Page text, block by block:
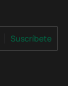
Suscríbete